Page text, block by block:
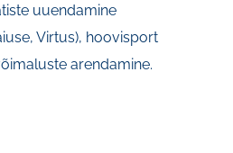
uuendamine
Virtus), hoovisport
arendamine.